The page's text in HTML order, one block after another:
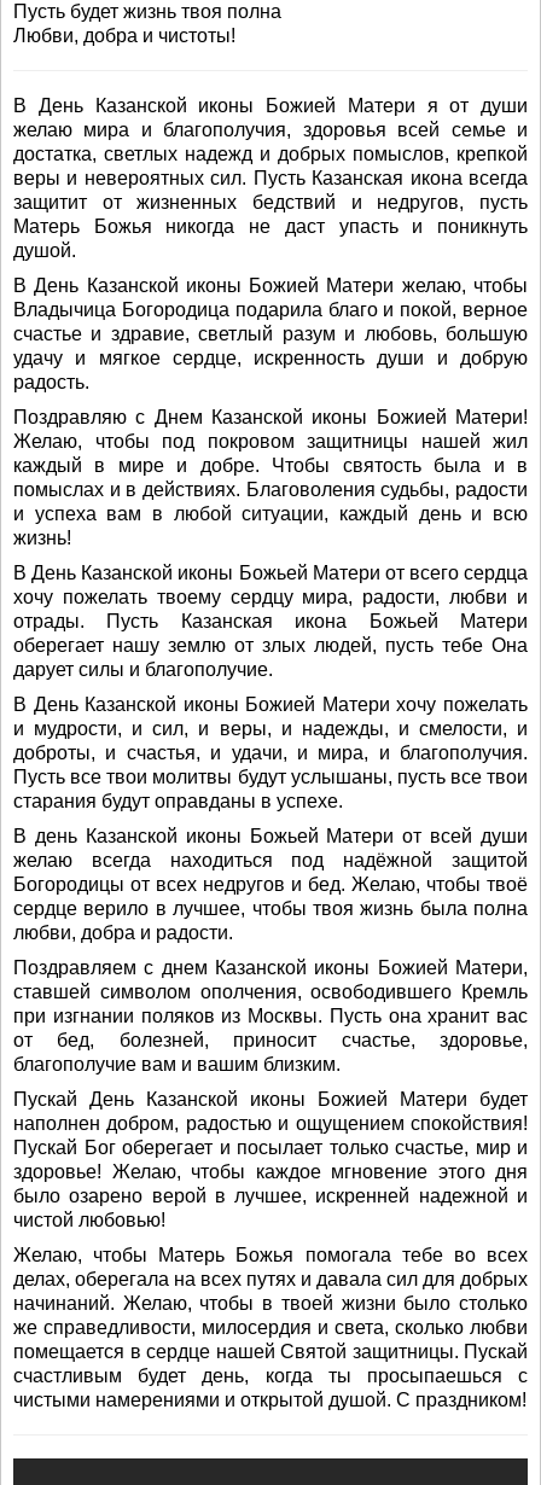
Пусть будет жизнь твоя полна
Любви, добра и чистоты!
В День Казанской иконы Божией Матери я от души
желаю мира и благополучия, здоровья всей семье и
достатка, светлых надежд и добрых помыслов, крепкой
веры и невероятных сил. Пусть Казанская икона всегда
защитит от жизненных бедствий и недругов, пусть
Матерь Божья никогда не даст упасть и поникнуть
душой.
В День Казанской иконы Божией Матери желаю, чтобы
Владычица Богородица подарила благо и покой, верное
счастье и здравие, светлый разум и любовь, большую
удачу и мягкое сердце, искренность души и добрую
радость.
Поздравляю с Днем Казанской иконы Божией Матери!
Желаю, чтобы под покровом защитницы нашей жил
каждый в мире и добре. Чтобы святость была и в
помыслах и в действиях. Благоволения судьбы, радости
и успеха вам в любой ситуации, каждый день и всю
жизнь!
В День Казанской иконы Божьей Матери от всего сердца
хочу пожелать твоему сердцу мира, радости, любви и
отрады. Пусть Казанская икона Божьей Матери
оберегает нашу землю от злых людей, пусть тебе Она
дарует силы и благополучие.
В День Казанской иконы Божией Матери хочу пожелать
и мудрости, и сил, и веры, и надежды, и смелости, и
доброты, и счастья, и удачи, и мира, и благополучия.
Пусть все твои молитвы будут услышаны, пусть все твои
старания будут оправданы в успехе.
В день Казанской иконы Божьей Матери от всей души
желаю всегда находиться под надёжной защитой
Богородицы от всех недругов и бед. Желаю, чтобы твоё
сердце верило в лучшее, чтобы твоя жизнь была полна
любви, добра и радости.
Поздравляем с днем Казанской иконы Божией Матери,
ставшей символом ополчения, освободившего Кремль
при изгнании поляков из Москвы. Пусть она хранит вас
от бед, болезней, приносит счастье, здоровье,
благополучие вам и вашим близким.
Пускай День Казанской иконы Божией Матери будет
наполнен добром, радостью и ощущением спокойствия!
Пускай Бог оберегает и посылает только счастье, мир и
здоровье! Желаю, чтобы каждое мгновение этого дня
было озарено верой в лучшее, искренней надежной и
чистой любовью!
Желаю, чтобы Матерь Божья помогала тебе во всех
делах, оберегала на всех путях и давала сил для добрых
начинаний. Желаю, чтобы в твоей жизни было столько
же справедливости, милосердия и света, сколько любви
помещается в сердце нашей Святой защитницы. Пускай
счастливым будет день, когда ты просыпаешься с
чистыми намерениями и открытой душой. С праздником!